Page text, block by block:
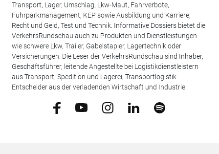
Transport, Lager, Umschlag, Lkw-Maut, Fahrverbote,
Fuhrparkmanagement, KEP sowie Ausbildung und Karriere,
Recht und Geld, Test und Technik. Informative Dossiers bietet die
VerkehrsRundschau auch zu Produkten und Dienstleistungen
wie schwere Lkw, Trailer, Gabelstapler, Lagertechnik oder
Versicherungen. Die Leser der VerkehrsRundschau sind Inhaber,
Geschäftsführer, leitende Angestellte bei Logistikdienstleistern
aus Transport, Spedition und Lagerei, Transportlogistik-
Entscheider aus der verladenden Wirtschaft und Industrie.